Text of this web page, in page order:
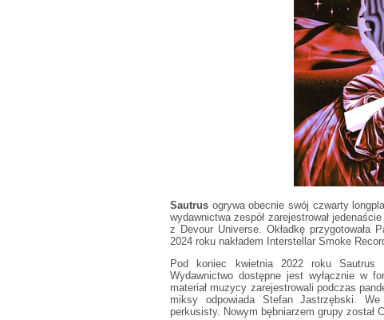
Sautrus ogrywa obecnie swój czwarty
wydawnictwa zespół zarejestrował
z Devour Universe. Okładkę przygotowała
2024 roku nakładem Interstellar Smoke
Pod koniec kwietnia 2022 roku Sautrus
Wydawnictwo dostępne jest wyłącznie w
materiał muzycy zarejestrowali podczas
miksy odpowiada Stefan Jastrzębski.
perkusisty. Nowym bębniarzem grupy został